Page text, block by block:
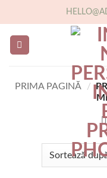
content
PRIMA PAGINĂ /